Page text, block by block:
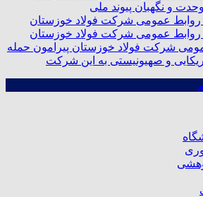
و نگهبان پیوند ملی
شرکت فولاد خوزستان پیرامون حمله
و صهیونیستی به این شرکت